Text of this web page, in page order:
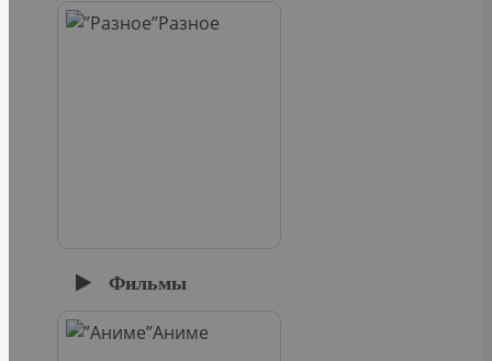
Разное
Фильмы
Аниме